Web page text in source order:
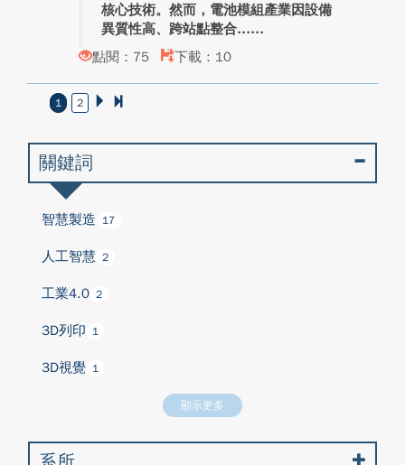
核心技術。然而，電池模組產業因設備
異質性高、跨站點整合...
點閱：75
下載：10
1 2
關鍵詞
智慧製造 17
人工智慧 2
工業4.0 2
3D列印 1
3D視覺 1
顯示更多